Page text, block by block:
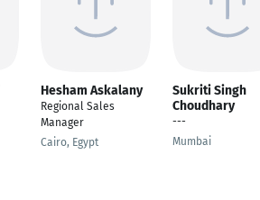
Hesham Askalany
Regional Sales
Manager
Cairo, Egypt
Sukriti Singh
Choudhary
---
Mumbai